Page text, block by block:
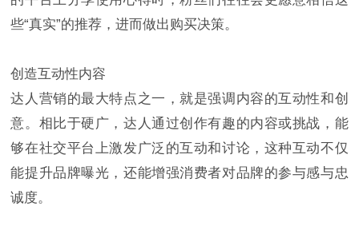
些“真实”的推荐，进而做出购买决策。
创造互动性内容
达人营销的最大特点之一，就是强调内容的互动性和创
意。相比于硬广，达人通过创作有趣的内容或挑战，能
够在社交平台上激发广泛的互动和讨论，这种互动不仅
能提升品牌曝光，还能增强消费者对品牌的参与感与忠
诚度。